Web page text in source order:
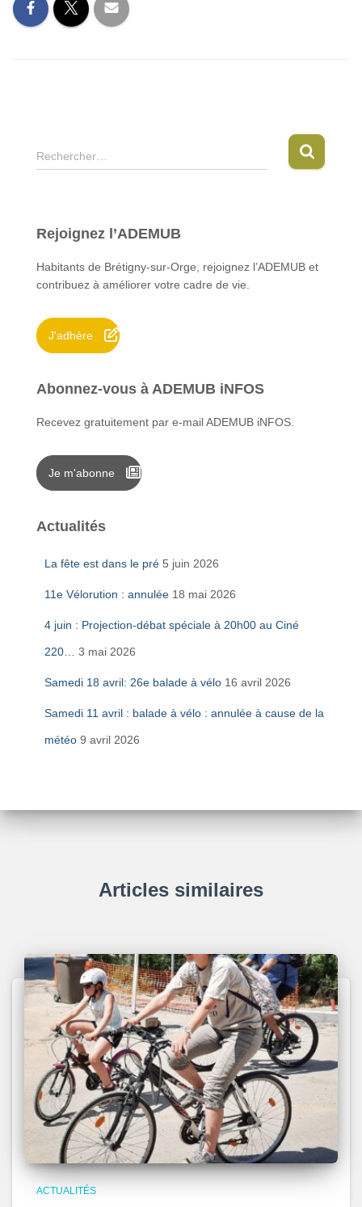
R
e
r
h
e
:
Rechercher…
Rejoignez l’ADEMUB
Habitants de Brétigny-sur-Orge, rejoignez l’ADEMUB et
contribuez à améliorer votre cadre de vie.
J'adhère
Abonnez-vous à ADEMUB iNFOS
Recevez gratuitement par e-mail ADEMUB iNFOS.
Je m'abonne
Actualités
La fête est dans le pré 5 juin 2026
11e Vélorution : annulée 18 mai 2026
4 juin : Projection-débat spéciale à 20h00 au Ciné
220… 3 mai 2026
Samedi 18 avril: 26e balade à vélo 16 avril 2026
Samedi 11 avril : balade à vélo : annulée à cause de la
météo 9 avril 2026
Articles similaires
ACTUALITÉS